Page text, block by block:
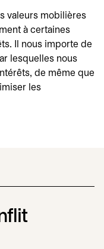
valeurs mobilières
à certaines
Il nous importe de
lesquelles nous
de même que
les